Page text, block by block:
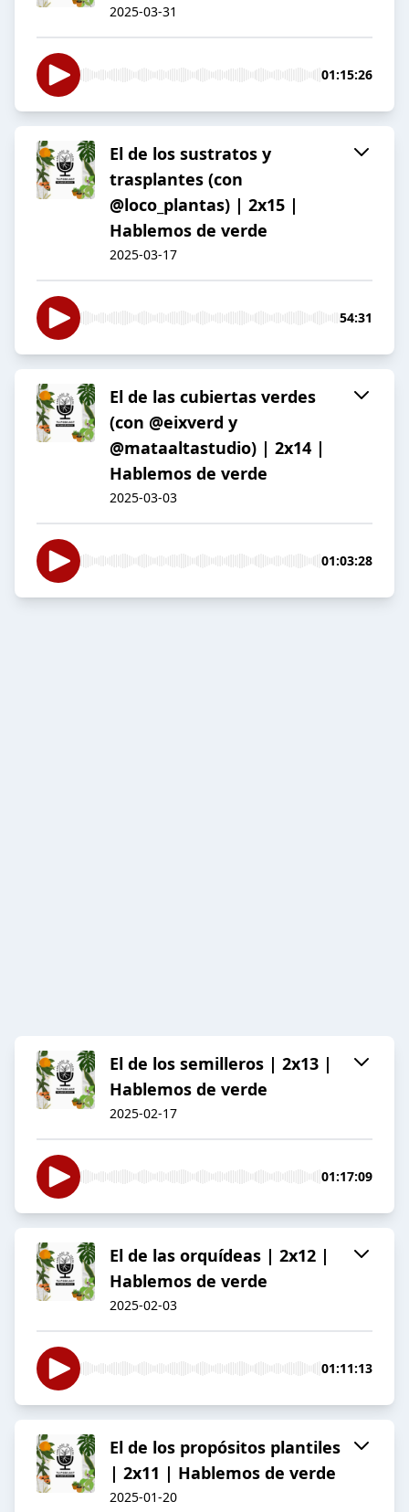
2025-03-31
01:15:26
El de los sustratos y
trasplantes (con
@loco_plantas) | 2x15 |
Hablemos de verde
2025-03-17
54:31
El de las cubiertas verdes
(con @eixverd y
@mataaltastudio) | 2x14 |
Hablemos de verde
2025-03-03
01:03:28
El de los semilleros | 2x13 |
Hablemos de verde
2025-02-17
01:17:09
El de las orquídeas | 2x12 |
Hablemos de verde
2025-02-03
01:11:13
El de los propósitos plantiles
| 2x11 | Hablemos de verde
2025-01-20